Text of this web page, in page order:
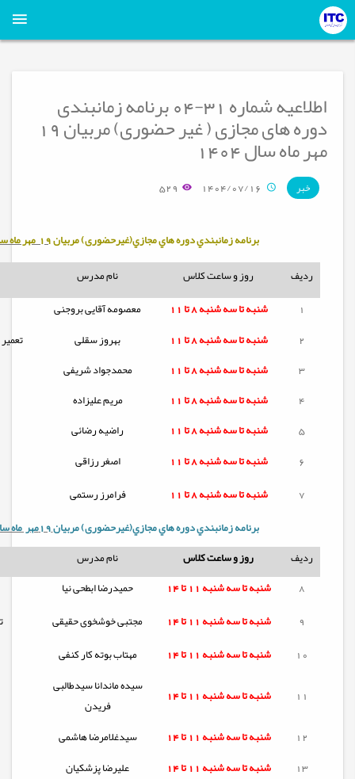
اطلاعیه شماره 31-04 برنامه زمانبندی
دوره های مجازی ( غیر حضوری) مربیان 19
مهر ماه سال 1404
خبر 1404/07/16
529
برنامه زمانبندي دوره هاي مجازي(غیرحضوری) مربيان19 مهر ماه سال 1404
ردیف
روز و ساعت کلاس
نام مدرس
1
شنبه تاسه شنبه8 تا 11
معصومه آقایی بروجنی
2
شنبه تاسه شنبه8 تا 11 بهروز سقلی
3
شنبه تاسه شنبه8 تا 11
محمدجواد شریفی
4
شنبه تاسه شنبه8 تا 11
مریم علیزاده
5
شنبه تاسه شنبه8 تا 11
راضیه رضائی
6
شنبه تاسه شنبه8 تا 11
اصغر رزاقی
7
شنبه تاسه شنبه8 تا 11
فرامرز رستمی
برنامه زمانبندي دوره هاي مجازي(غیرحضوری) مربيان19مهر ماه سال 1404
ردیف
روز و ساعت کلاس
نام مدرس
8
شنبه تاسه شنبه11 تا 14
حمیدرضا ابطحی نیا
9
شنبه تاسه شنبه11 تا 14 مجتبی خوشخوی حقیقی
10
شنبه تاسه شنبه11 تا 14
مهتاب بوته کار کنفی
11
شنبه تاسه شنبه11 تا 14
سیده ماندانا سیدطالبی
فریدن
12
شنبه تاسه شنبه11 تا 14
سیدغلامرضا هاشمی
13
شنبه تاسه شنبه11 تا 14
علیرضا پزشکیان